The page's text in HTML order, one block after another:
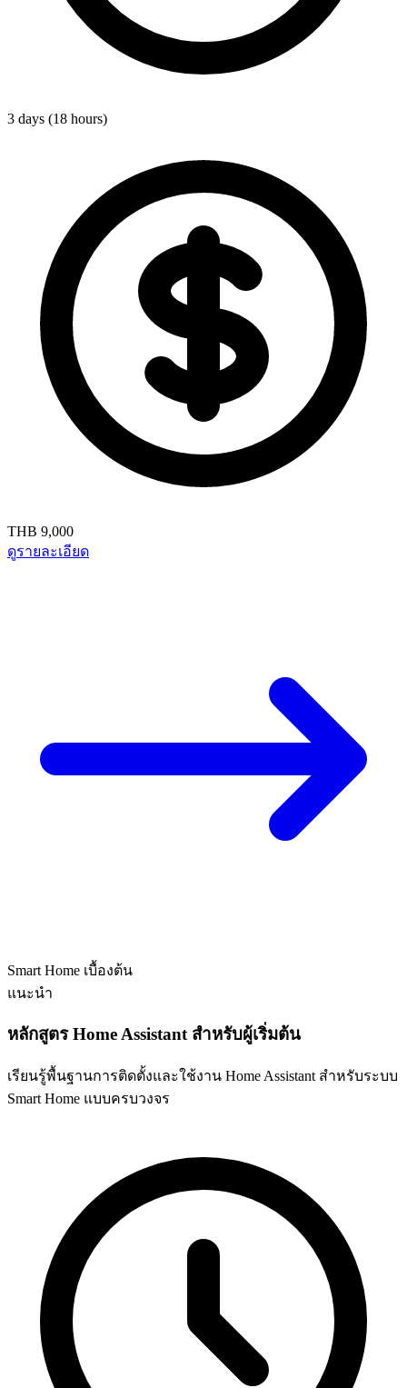
3 days (18 hours)
THB 9,000
ดูรายละเอียด
Smart Home เบื้องต้น
แนะนำ
หลักสูตร Home Assistant สำหรับผู้เริ่มต้น
เรียนรู้พื้นฐานการติดตั้งและใช้งาน Home Assistant สำหรับระบบ
Smart Home แบบครบวงจร